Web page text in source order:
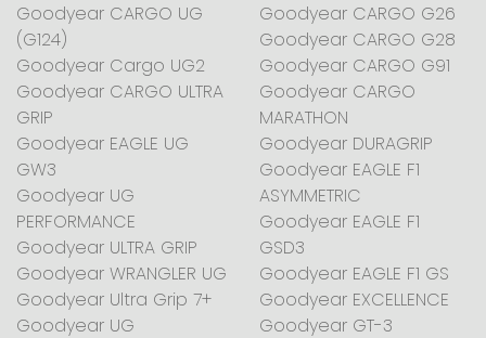
Goodyear CARGO UG
(G124)
Goodyear Cargo UG2
Goodyear CARGO ULTRA
GRIP
Goodyear EAGLE UG
GW3
Goodyear UG
PERFORMANCE
Goodyear ULTRA GRIP
Goodyear WRANGLER UG
Goodyear Ultra Grip 7+
Goodyear UG
Goodyear CARGO G26
Goodyear CARGO G28
Goodyear CARGO G91
Goodyear CARGO
MARATHON
Goodyear DURAGRIP
Goodyear EAGLE F1
ASYMMETRIC
Goodyear EAGLE F1
GSD3
Goodyear EAGLE F1 GS
Goodyear EXCELLENCE
Goodyear GT-3